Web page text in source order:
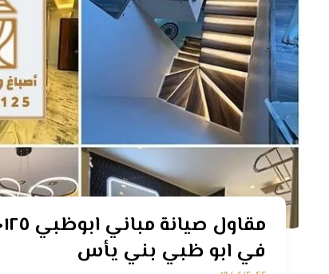
في ابو ظبي بني يأس